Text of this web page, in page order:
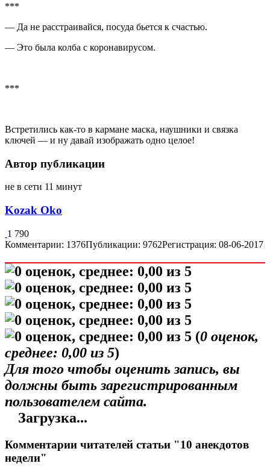
***
— Да не расстраивайся, посуда бьется к счастью.
— Это была колба с коронавирусом.
***
Встретились как-то в кармане маска, наушники и связка
ключей — и ну давай изображать одно целое!
Автор публикации
не в сети 11 минут
Kozak Oko
1 790
Комментарии: 1376Публикации: 9762Регистрация: 08-06-2017
(0 оценок,
среднее: 0,00 из 5)
Для того чтобы оценить запись, вы
должны быть зарегистрированным
пользователем сайта.
Загрузка...
Комментарии читателей статьи "10 анекдотов
недели"